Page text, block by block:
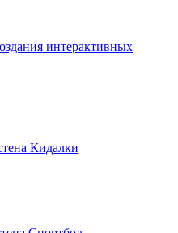
интерактивных
Кидалки